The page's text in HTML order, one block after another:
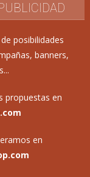
posibilidades
banners,
propuestas en
en